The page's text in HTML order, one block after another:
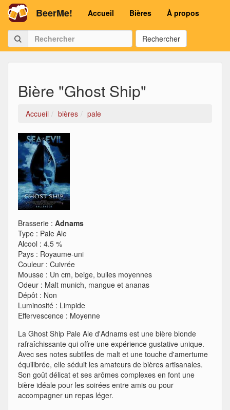
BeerMe! Accueil Bières À propos
Rechercher
Bière "Ghost Ship"
Accueil bières pale
Brasserie : Adnams
Type : Pale Ale
Alcool : 4.5 %
Pays : Royaume-uni
Couleur : Cuivrée
Mousse : Un cm, beige, bulles moyennes
Odeur : Malt munich, mangue et ananas
Dépôt : Non
Luminosité : Limpide
Effervescence : Moyenne
La Ghost Ship Pale Ale d'Adnams est une bière blonde
rafraîchissante qui offre une expérience gustative unique.
Avec ses notes subtiles de malt et une touche d'amertume
équilibrée, elle séduit les amateurs de bières artisanales.
Son goût délicat et ses arômes complexes en font une
bière idéale pour les soirées entre amis ou pour
accompagner un repas léger.